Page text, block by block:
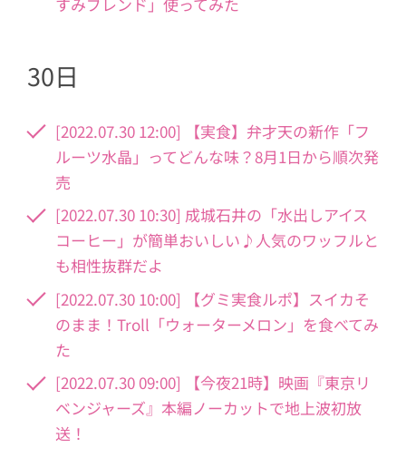
30日
[2022.07.30 12:00] 【実食】弁才天の新作「フ
ルーツ水晶」ってどんな味？8月1日から順次発
売
[2022.07.30 10:30] 成城石井の「水出しアイス
コーヒー」が簡単おいしい♪人気のワッフルと
も相性抜群だよ
[2022.07.30 10:00] 【グミ実食ルポ】スイカそ
のまま！Troll「ウォーターメロン」を食べてみ
た
[2022.07.30 09:00] 【今夜21時】映画『東京リ
ベンジャーズ』本編ノーカットで地上波初放
送！